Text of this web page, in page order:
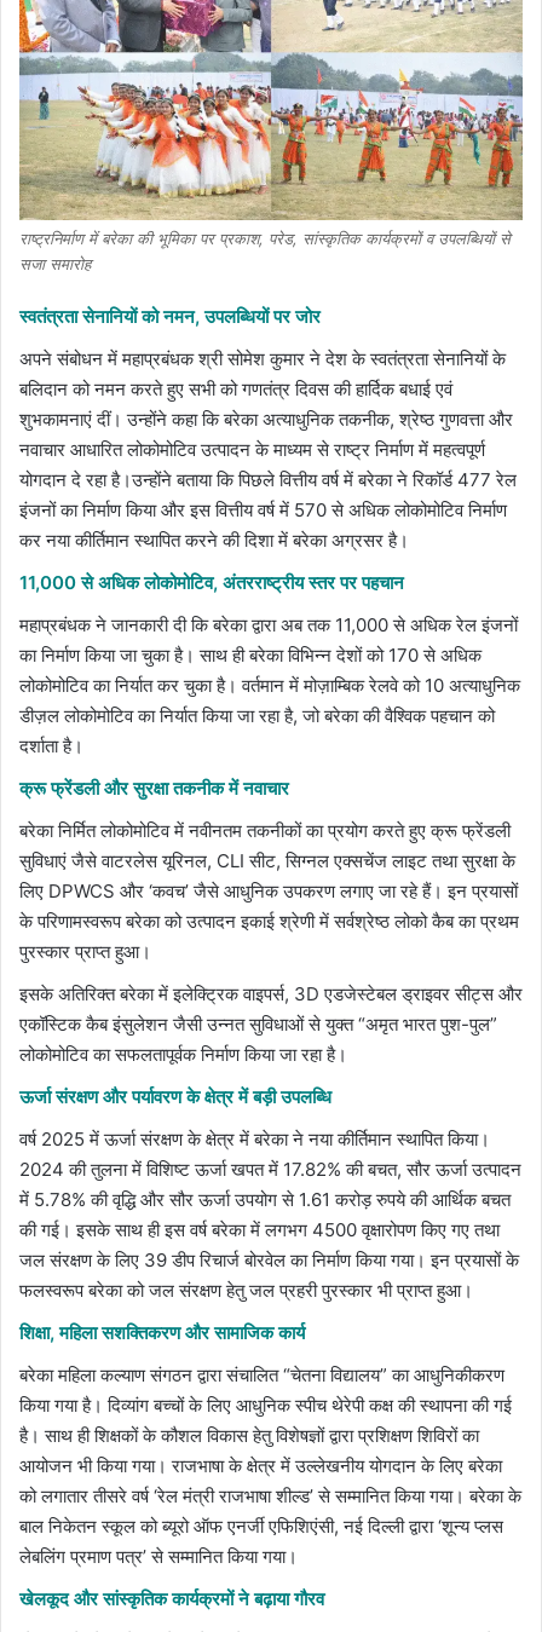
राष्ट्रनिर्माण में बरेका की भूमिका पर प्रकाश, परेड, सांस्कृतिक कार्यक्रमों व उपलब्धियों से
सजा समारोह
स्वतंत्रता सेनानियों को नमन, उपलब्धियों पर जोर
अपने संबोधन में महाप्रबंधक श्री सोमेश कुमार ने देश के स्वतंत्रता सेनानियों के
बलिदान को नमन करते हुए सभी को गणतंत्र दिवस की हार्दिक बधाई एवं
शुभकामनाएं दीं। उन्होंने कहा कि बरेका अत्याधुनिक तकनीक, श्रेष्ठ गुणवत्ता और
नवाचार आधारित लोकोमोटिव उत्पादन के माध्यम से राष्ट्र निर्माण में महत्वपूर्ण
योगदान दे रहा है।उन्होंने बताया कि पिछले वित्तीय वर्ष में बरेका ने रिकॉर्ड 477 रेल
इंजनों का निर्माण किया और इस वित्तीय वर्ष में 570 से अधिक लोकोमोटिव निर्माण
कर नया कीर्तिमान स्थापित करने की दिशा में बरेका अग्रसर है।
11,000 से अधिक लोकोमोटिव, अंतरराष्ट्रीय स्तर पर पहचान
महाप्रबंधक ने जानकारी दी कि बरेका द्वारा अब तक 11,000 से अधिक रेल इंजनों
का निर्माण किया जा चुका है। साथ ही बरेका विभिन्न देशों को 170 से अधिक
लोकोमोटिव का निर्यात कर चुका है। वर्तमान में मोज़ाम्बिक रेलवे को 10 अत्याधुनिक
डीज़ल लोकोमोटिव का निर्यात किया जा रहा है, जो बरेका की वैश्विक पहचान को
दर्शाता है।
क्रू फ्रेंडली और सुरक्षा तकनीक में नवाचार
बरेका निर्मित लोकोमोटिव में नवीनतम तकनीकों का प्रयोग करते हुए क्रू फ्रेंडली
सुविधाएं जैसे वाटरलेस यूरिनल, CLI सीट, सिग्नल एक्सचेंज लाइट तथा सुरक्षा के
लिए DPWCS और ‘कवच’ जैसे आधुनिक उपकरण लगाए जा रहे हैं। इन प्रयासों
के परिणामस्वरूप बरेका को उत्पादन इकाई श्रेणी में सर्वश्रेष्ठ लोको कैब का प्रथम
पुरस्कार प्राप्त हुआ।
इसके अतिरिक्त बरेका में इलेक्ट्रिक वाइपर्स, 3D एडजेस्टेबल ड्राइवर सीट्स और
एकॉस्टिक कैब इंसुलेशन जैसी उन्नत सुविधाओं से युक्त “अमृत भारत पुश-पुल”
लोकोमोटिव का सफलतापूर्वक निर्माण किया जा रहा है।
ऊर्जा संरक्षण और पर्यावरण के क्षेत्र में बड़ी उपलब्धि
वर्ष 2025 में ऊर्जा संरक्षण के क्षेत्र में बरेका ने नया कीर्तिमान स्थापित किया।
2024 की तुलना में विशिष्ट ऊर्जा खपत में 17.82% की बचत, सौर ऊर्जा उत्पादन
में 5.78% की वृद्धि और सौर ऊर्जा उपयोग से 1.61 करोड़ रुपये की आर्थिक बचत
की गई। इसके साथ ही इस वर्ष बरेका में लगभग 4500 वृक्षारोपण किए गए तथा
जल संरक्षण के लिए 39 डीप रिचार्ज बोरवेल का निर्माण किया गया। इन प्रयासों के
फलस्वरूप बरेका को जल संरक्षण हेतु जल प्रहरी पुरस्कार भी प्राप्त हुआ।
शिक्षा, महिला सशक्तिकरण और सामाजिक कार्य
बरेका महिला कल्याण संगठन द्वारा संचालित “चेतना विद्यालय” का आधुनिकीकरण
किया गया है। दिव्यांग बच्चों के लिए आधुनिक स्पीच थेरेपी कक्ष की स्थापना की गई
है। साथ ही शिक्षकों के कौशल विकास हेतु विशेषज्ञों द्वारा प्रशिक्षण शिविरों का
आयोजन भी किया गया। राजभाषा के क्षेत्र में उल्लेखनीय योगदान के लिए बरेका
को लगातार तीसरे वर्ष ‘रेल मंत्री राजभाषा शील्ड’ से सम्मानित किया गया। बरेका के
बाल निकेतन स्कूल को ब्यूरो ऑफ एनर्जी एफिशिएंसी, नई दिल्ली द्वारा ‘शून्य प्लस
लेबलिंग प्रमाण पत्र’ से सम्मानित किया गया।
खेलकूद और सांस्कृतिक कार्यक्रमों ने बढ़ाया गौरव